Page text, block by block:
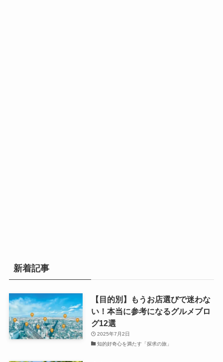
新着記事
【目的別】もうお店選びで迷わな
い！本当に参考になるグルメブロ
グ12選
2025年7月2日
知的好奇心を満たす「探求の旅」